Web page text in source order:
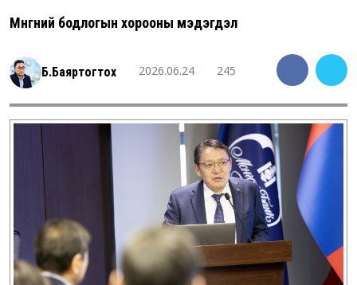
Мөнгөний бодлогын хорооны мэдэгдэл
Б.Баяртогтох 2026.06.24 245